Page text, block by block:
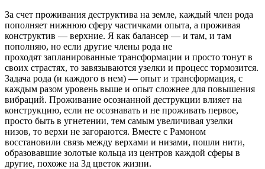
За счет проживания деструктива на земле, каждый член рода
пополняет нижнюю сферу частичками опыта, а проживая
конструктив — верхние. Я как балансер — и там, и там
пополняю, но если другие члены рода не
проходят запланированные трансформации и просто тонут в
своих страстях, то завязываются узелки и процесс тормозится.
Задача рода (и каждого в нем) — опыт и трансформация, с
каждым разом уровень выше и опыт сложнее для повышения
вибраций. Проживание осознанной деструкции влияет на
конструкцию, если не осознавать и не проживать первое,
просто быть в угнетении, тем самым увеличивая узелки
низов, то верхи не загораются. Вместе с Рамоном
восстановили связь между верхами и низами, пошли нити,
образовавшие золотые кольца из центров каждой сферы в
другие, похоже на 3д цветок жизни.